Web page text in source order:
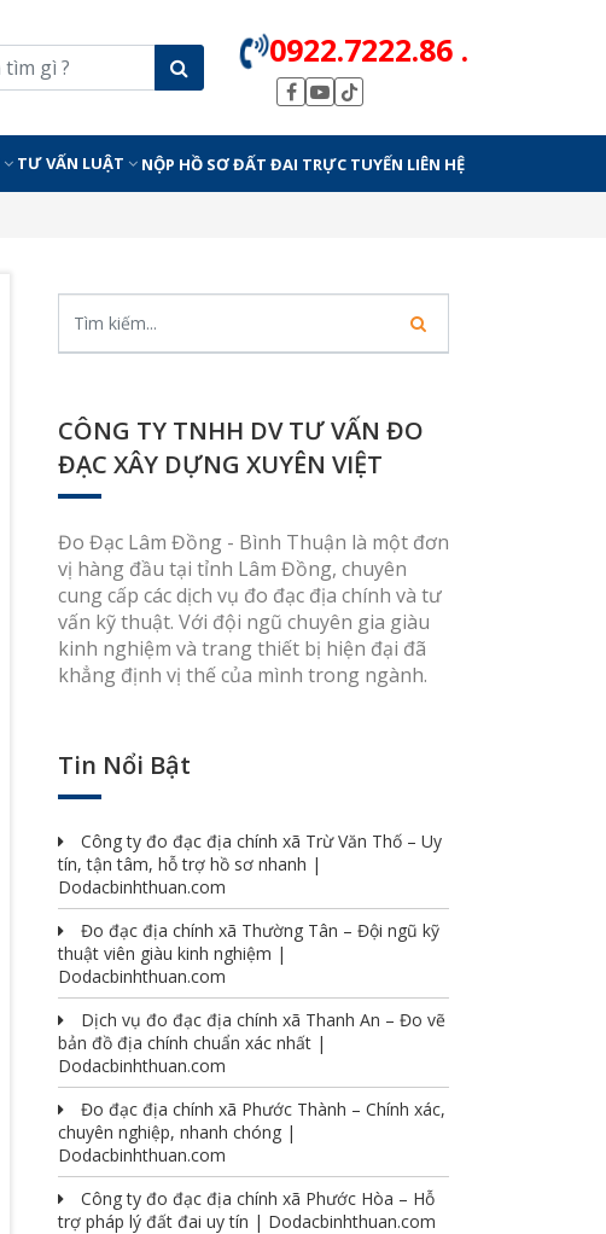
0922.7222.86 .
TƯ VẤN LUẬT NỘP HỒ SƠ ĐẤT ĐAI TRỰC TUYẾN LIÊN HỆ
CÔNG TY TNHH DV TƯ VẤN ĐO
ĐẠC XÂY DỰNG XUYÊN VIỆT
Đo Đạc Lâm Đồng - Bình Thuận là một đơn
vị hàng đầu tại tỉnh Lâm Đồng, chuyên
cung cấp các dịch vụ đo đạc địa chính và tư
vấn kỹ thuật. Với đội ngũ chuyên gia giàu
kinh nghiệm và trang thiết bị hiện đại đã
khẳng định vị thế của mình trong ngành.
Tin Nổi Bật
Công ty đo đạc địa chính xã Trừ Văn Thố – Uy
tín, tận tâm, hỗ trợ hồ sơ nhanh |
Dodacbinhthuan.com
Đo đạc địa chính xã Thường Tân – Đội ngũ kỹ
thuật viên giàu kinh nghiệm |
Dodacbinhthuan.com
Dịch vụ đo đạc địa chính xã Thanh An – Đo vẽ
bản đồ địa chính chuẩn xác nhất |
Dodacbinhthuan.com
Đo đạc địa chính xã Phước Thành – Chính xác,
chuyên nghiệp, nhanh chóng |
Dodacbinhthuan.com
Công ty đo đạc địa chính xã Phước Hòa – Hỗ
trợ pháp lý đất đai uy tín | Dodacbinhthuan.com